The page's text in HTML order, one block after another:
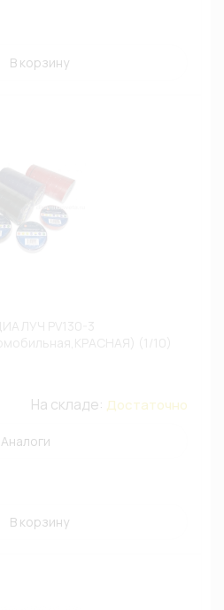
В корзину
На складе: Достаточно
Аналоги
В корзину